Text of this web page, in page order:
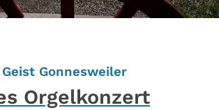
Gonnesweiler:
Orgelkonzert